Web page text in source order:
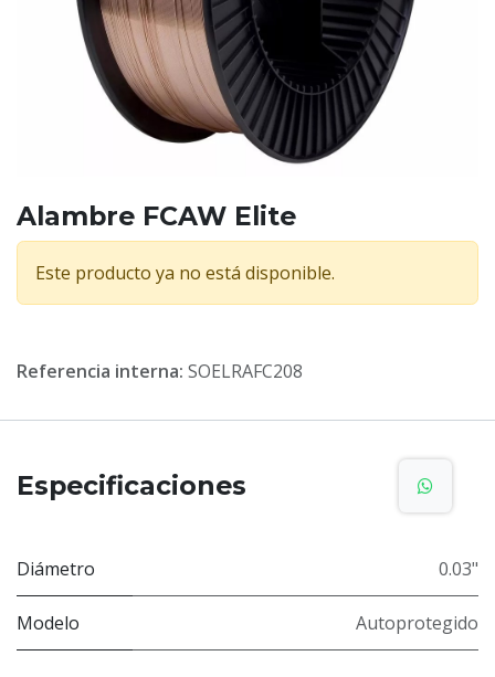
Alambre FCAW Elite
Este producto ya no está disponible.
Referencia interna: SOELRAFC208
Especificaciones
Diámetro 0.03"
Modelo Autoprotegido